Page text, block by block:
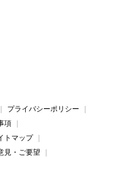
プライバシーポリシー
項
トマップ
見・ご要望